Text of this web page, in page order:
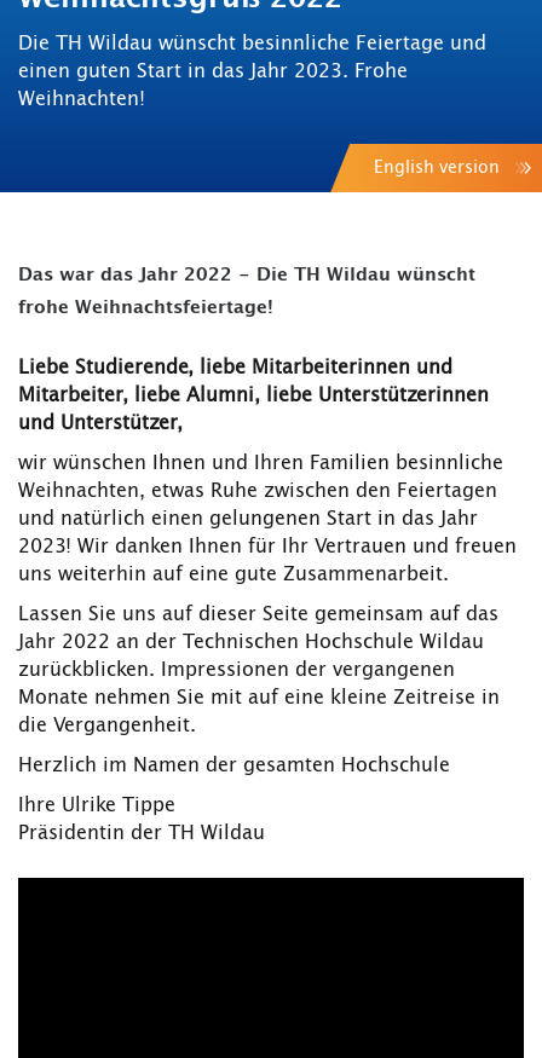
Die TH Wildau wünscht besinnliche Feiertage und
einen guten Start in das Jahr 2023. Frohe
Weihnachten!
English version
Das war das Jahr 2022 - Die TH Wildau wünscht
frohe Weihnachtsfeiertage!
Liebe Studierende, liebe Mitarbeiterinnen und
Mitarbeiter, liebe Alumni, liebe Unterstützerinnen
und Unterstützer,
wir wünschen Ihnen und Ihren Familien besinnliche
Weihnachten, etwas Ruhe zwischen den Feiertagen
und natürlich einen gelungenen Start in das Jahr
2023! Wir danken Ihnen für Ihr Vertrauen und freuen
uns weiterhin auf eine gute Zusammenarbeit.
Lassen Sie uns auf dieser Seite gemeinsam auf das
Jahr 2022 an der Technischen Hochschule Wildau
zurückblicken. Impressionen der vergangenen
Monate nehmen Sie mit auf eine kleine Zeitreise in
die Vergangenheit.
Herzlich im Namen der gesamten Hochschule
Ihre Ulrike Tippe
Präsidentin der TH Wildau